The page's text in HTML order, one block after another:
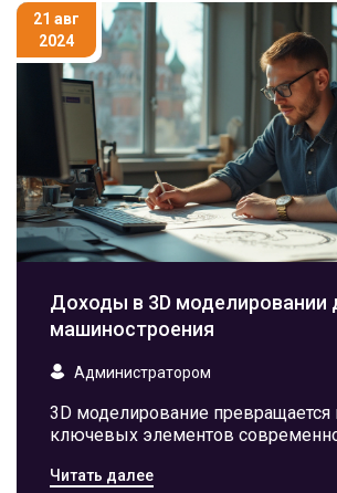
21 авг
2024
Доходы в 3D моделировании
машиностроения
Администратором
3D моделирование превращается
ключевых элементов
только технических навыков, но и
Читать далее